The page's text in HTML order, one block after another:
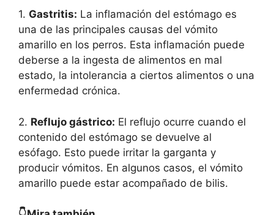
1. Gastritis: La inflamación del estómago es
una de las principales causas del vómito
amarillo en los perros. Esta inflamación puede
deberse a la ingesta de alimentos en mal
estado, la intolerancia a ciertos alimentos o una
enfermedad crónica.
2. Reflujo gástrico: El reflujo ocurre cuando el
contenido del estómago se devuelve al
esófago. Esto puede irritar la garganta y
producir vómitos. En algunos casos, el vómito
amarillo puede estar acompañado de bilis.